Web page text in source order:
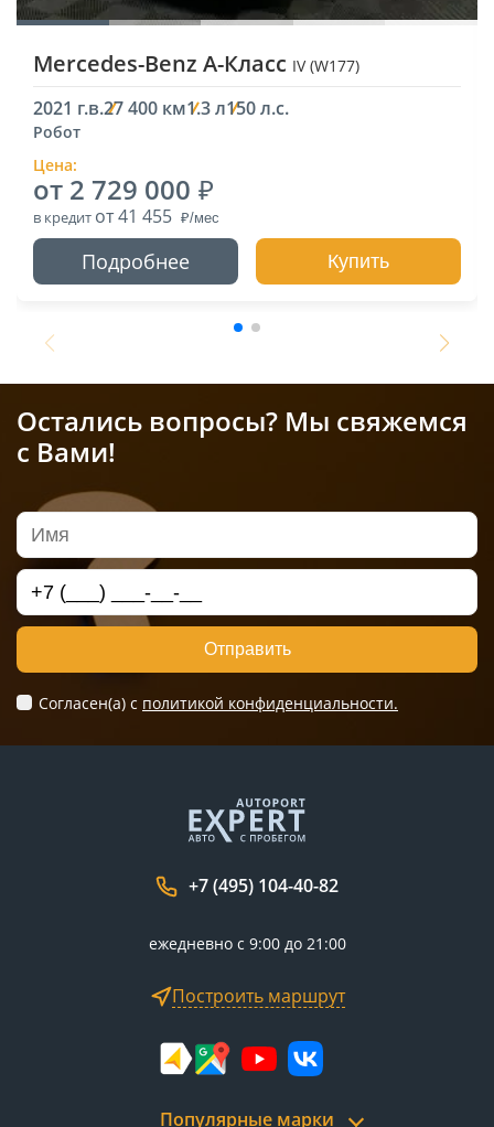
Mercedes-Benz A-Класс IV (W177)
2021 г.в.27 400 км1.3 л150 л.с.
Робот
Цена:
от 2 729 000
в кредит от 41 455
Подробнее Купить
Остались вопросы? Мы свяжемся
с Вами!
Отправить
Согласен(а) c политикой конфиденциальности.
+7 (495) 104-40-82
ежедневно с 9:00 до 21:00
Построить маршрут
Популярные марки